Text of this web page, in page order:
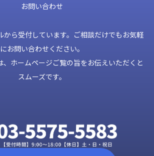
お問い合わせ
から受付しています。ご相談だけでもお気軽
にお問い合わせください。
、ホームページご覧の旨をお伝えいただくと
スムーズです。